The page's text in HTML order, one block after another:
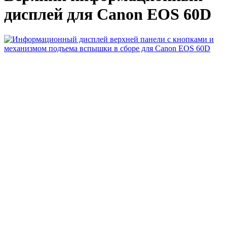
дисплей для Canon EOS 60D